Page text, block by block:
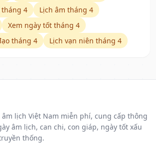
tháng 4
Lịch âm tháng 4
Xem ngày tốt tháng 4
tháng 4
Lịch vạn niên tháng 4
lịch Việt Nam miễn phí, cung cấp thông
âm lịch, can chi, con giáp, ngày tốt xấu
thống.